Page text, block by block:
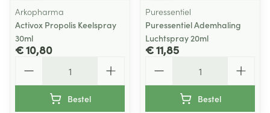
Arkopharma
Activox Propolis Keelspray
30ml
€ 10,80
Bestel
Puressentiel
Puressentiel Ademhaling
Luchtspray 20ml
€ 11,85
Bestel